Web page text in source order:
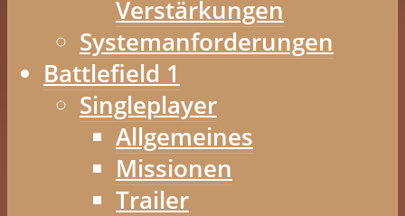
Verstärkungen
Systemanforderungen
Battlefield 1
Singleplayer
Allgemeines
Missionen
Trailer